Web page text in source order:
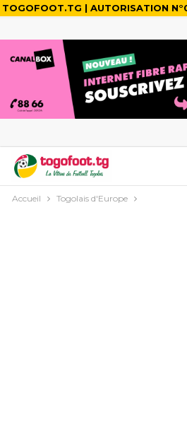
TOGOFOOT.TG | AUTORISATION
Accueil Togolais d'Europe